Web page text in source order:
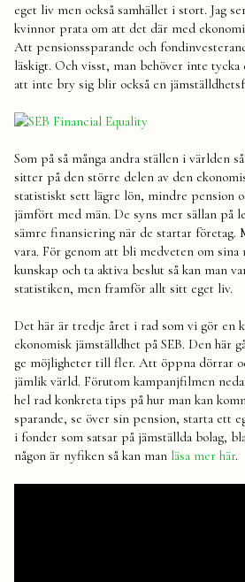
eget liv men också samhället i stort. Jag
kvinnor prata om att det där med
Att pensionssparande och
läskigt. Och visst, man behöver inte
att inte bry sig blir också en
Som på så många andra ställen i världen
sitter på den större delen av den
statistiskt sett lägre lön, mindre pension
jämfört med män. De syns mer sällan på
sämre finansiering när de startar företag.
vara. För genom att bli medveten om sina
kunskap och ta aktiva beslut så kan man
statistiken, men framför allt sitt eget liv.
Det här är tredje året i rad som vi gör en
ekonomisk jämställdhet på SEB. Den här
ge möjligheter till fler. Att öppna dörrar
jämlik värld. Förutom kampanjfilmen
hel rad konkreta tips på hur man kan
sparande, se över sin pension, starta ett
i fonder som satsar på jämställda bolag,
någon är nyfiken så kan man läsa mer här.